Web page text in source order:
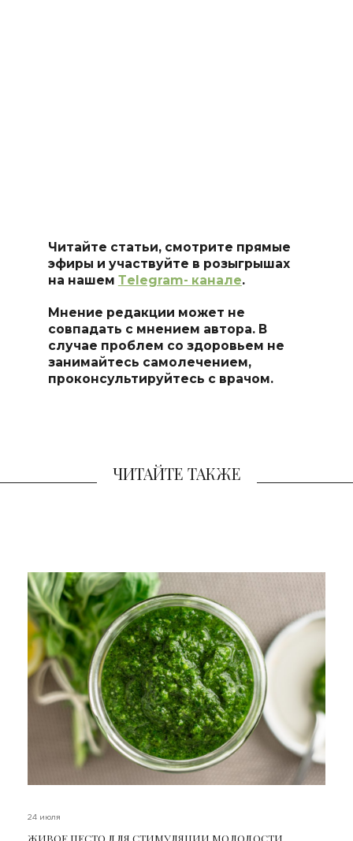
Читайте статьи, смотрите прямые
эфиры и участвуйте в розыгрышах
на нашем Тelegram- канале.
Мнение редакции может не
совпадать с мнением автора. В
случае проблем со здоровьем не
занимайтесь самолечением,
проконсультируйтесь с врачом.
ЧИТАЙТЕ ТАКЖЕ
24 июля